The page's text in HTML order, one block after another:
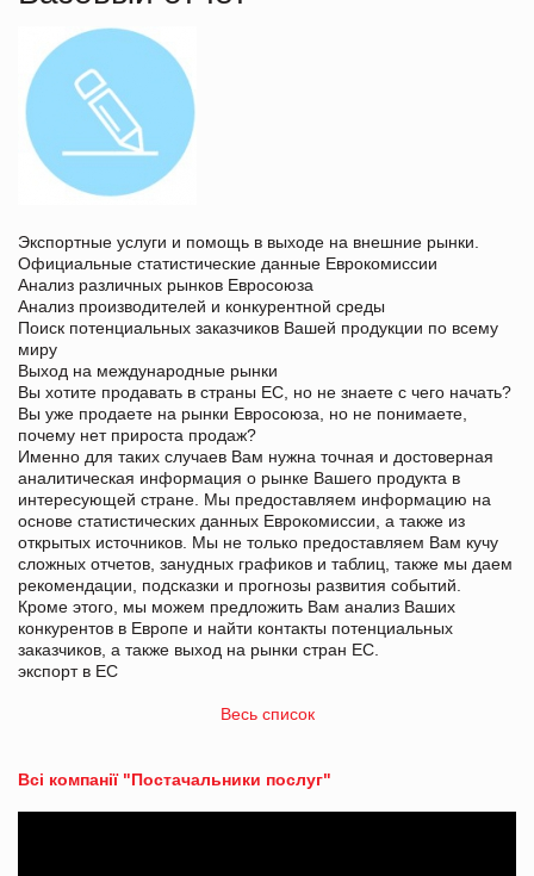
Экспортные услуги и помощь в выходе на внешние рынки.
Официальные статистические данные Еврокомиссии
Анализ различных рынков Евросоюза
Анализ производителей и конкурентной среды
Поиск потенциальных заказчиков Вашей продукции по всему
миру
Выход на международные рынки
Вы хотите продавать в страны ЕС, но не знаете с чего начать?
Вы уже продаете на рынки Евросоюза, но не понимаете,
почему нет прироста продаж?
Именно для таких случаев Вам нужна точная и достоверная
аналитическая информация о рынке Вашего продукта в
интересующей стране. Мы предоставляем информацию на
основе статистических данных Еврокомиссии, а также из
открытых источников. Мы не только предоставляем Вам кучу
сложных отчетов, занудных графиков и таблиц, также мы даем
рекомендации, подсказки и прогнозы развития событий.
Кроме этого, мы можем предложить Вам анализ Ваших
конкурентов в Европе и найти контакты потенциальных
заказчиков, а также выход на рынки стран ЕС.
экспорт в ЕС
Весь список
Всі компанії "Постачальники послуг"